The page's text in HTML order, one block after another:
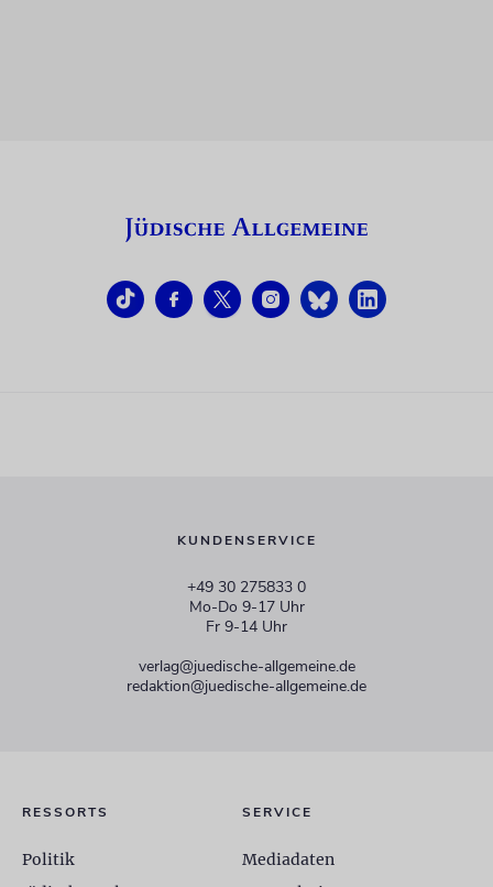
KUNDENSERVICE
+49 30 275833 0
Mo-Do 9-17 Uhr
Fr 9-14 Uhr
verlag@juedische-allgemeine.de
redaktion@juedische-allgemeine.de
RESSORTS
Politik
SERVICE
Mediadaten